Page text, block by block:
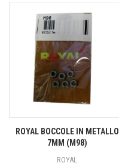
ROYAL BOCCOLE IN METALLO
7MM (M98)
ROYAL